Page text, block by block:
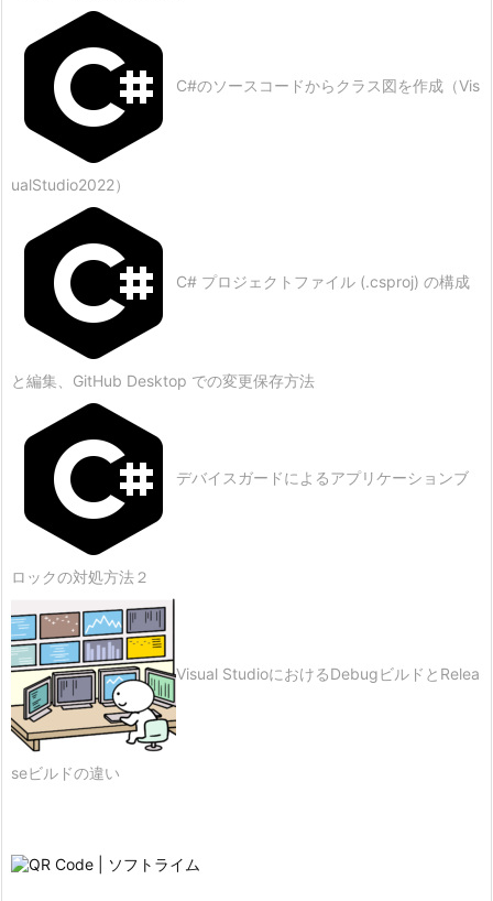
C#のソースコードからクラス図を作成（Vis
ualStudio2022）
C# プロジェクトファイル (.csproj) の構成
と編集、GitHub Desktop での変更保存方法
デバイスガードによるアプリケーションブ
ロックの対処方法２
Visual StudioにおけるDebugビルドとRelea
seビルドの違い